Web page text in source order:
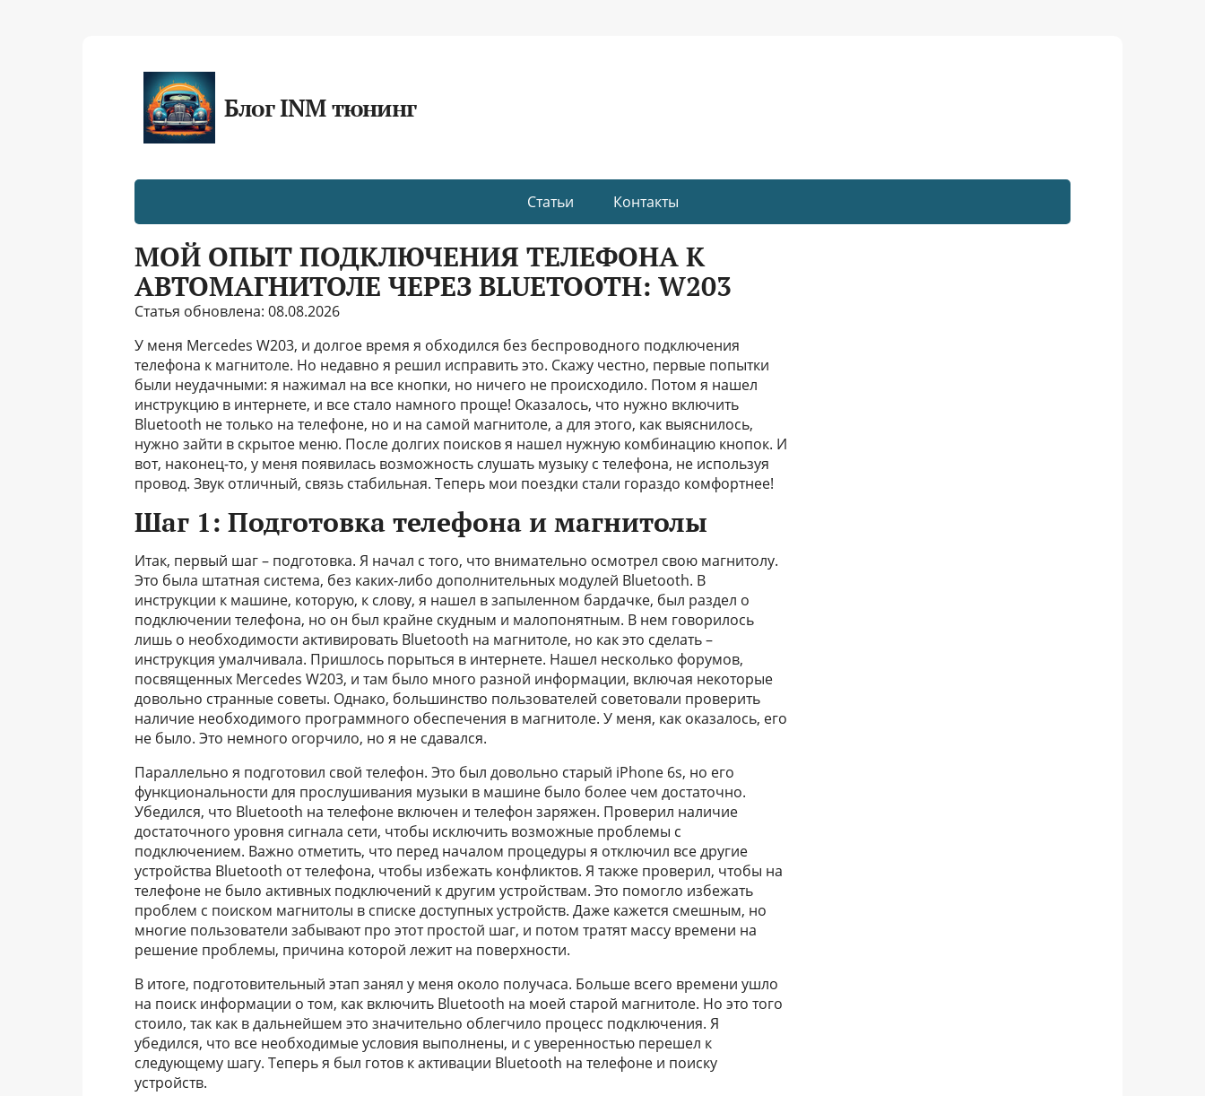
Блог INM тюнинг
Статьи Контакты
МОЙ ОПЫТ ПОДКЛЮЧЕНИЯ ТЕЛЕФОНА К
АВТОМАГНИТОЛЕ ЧЕРЕЗ BLUETOOTH: W203
Статья обновлена: 08.08.2026
У меня Mercedes W203, и долгое время я обходился без беспроводного подключения
телефона к магнитоле. Но недавно я решил исправить это. Скажу честно, первые попытки
были неудачными: я нажимал на все кнопки, но ничего не происходило. Потом я нашел
инструкцию в интернете, и все стало намного проще! Оказалось, что нужно включить
Bluetooth не только на телефоне, но и на самой магнитоле, а для этого, как выяснилось,
нужно зайти в скрытое меню. После долгих поисков я нашел нужную комбинацию кнопок. И
вот, наконец-то, у меня появилась возможность слушать музыку с телефона, не используя
провод. Звук отличный, связь стабильная. Теперь мои поездки стали гораздо комфортнее!
Шаг 1: Подготовка телефона и магнитолы
Итак, первый шаг – подготовка. Я начал с того, что внимательно осмотрел свою магнитолу.
Это была штатная система, без каких-либо дополнительных модулей Bluetooth. В
инструкции к машине, которую, к слову, я нашел в запыленном бардачке, был раздел о
подключении телефона, но он был крайне скудным и малопонятным. В нем говорилось
лишь о необходимости активировать Bluetooth на магнитоле, но как это сделать –
инструкция умалчивала. Пришлось порыться в интернете. Нашел несколько форумов,
посвященных Mercedes W203, и там было много разной информации, включая некоторые
довольно странные советы. Однако, большинство пользователей советовали проверить
наличие необходимого программного обеспечения в магнитоле. У меня, как оказалось, его
не было. Это немного огорчило, но я не сдавался.
Параллельно я подготовил свой телефон. Это был довольно старый iPhone 6s, но его
функциональности для прослушивания музыки в машине было более чем достаточно.
Убедился, что Bluetooth на телефоне включен и телефон заряжен. Проверил наличие
достаточного уровня сигнала сети, чтобы исключить возможные проблемы с
подключением. Важно отметить, что перед началом процедуры я отключил все другие
устройства Bluetooth от телефона, чтобы избежать конфликтов. Я также проверил, чтобы на
телефоне не было активных подключений к другим устройствам. Это помогло избежать
проблем с поиском магнитолы в списке доступных устройств. Даже кажется смешным, но
многие пользователи забывают про этот простой шаг, и потом тратят массу времени на
решение проблемы, причина которой лежит на поверхности.
В итоге, подготовительный этап занял у меня около получаса. Больше всего времени ушло
на поиск информации о том, как включить Bluetooth на моей старой магнитоле. Но это того
стоило, так как в дальнейшем это значительно облегчило процесс подключения. Я
убедился, что все необходимые условия выполнены, и с уверенностью перешел к
следующему шагу. Теперь я был готов к активации Bluetooth на телефоне и поиску
устройств.